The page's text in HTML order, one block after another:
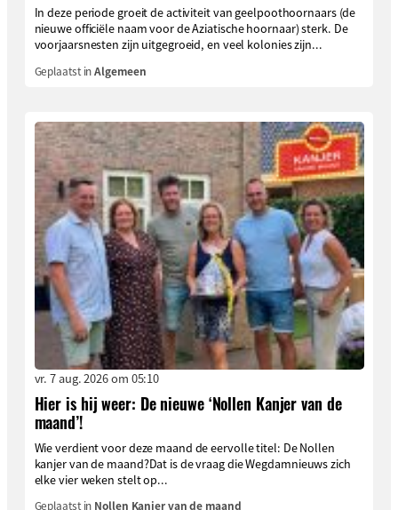
In deze periode groeit de activiteit van geelpoothoornaars (de
nieuwe officiële naam voor de Aziatische hoornaar) sterk. De
voorjaarsnesten zijn uitgegroeid, en veel kolonies zijn...
Geplaatst inAlgemeen
vr. 7 aug. 2026 om 05:10
Hier is hij weer: De nieuwe ‘Nollen Kanjer van de
maand’!
Wie verdient voor deze maand de eervolle titel: De Nollen
kanjer van de maand?Dat is de vraag die Wegdamnieuws zich
elke vier weken stelt op...
Geplaatst in Nollen Kanjer van de maand